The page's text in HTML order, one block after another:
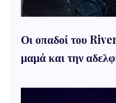
Οι οπαδοί του
μαμά και την